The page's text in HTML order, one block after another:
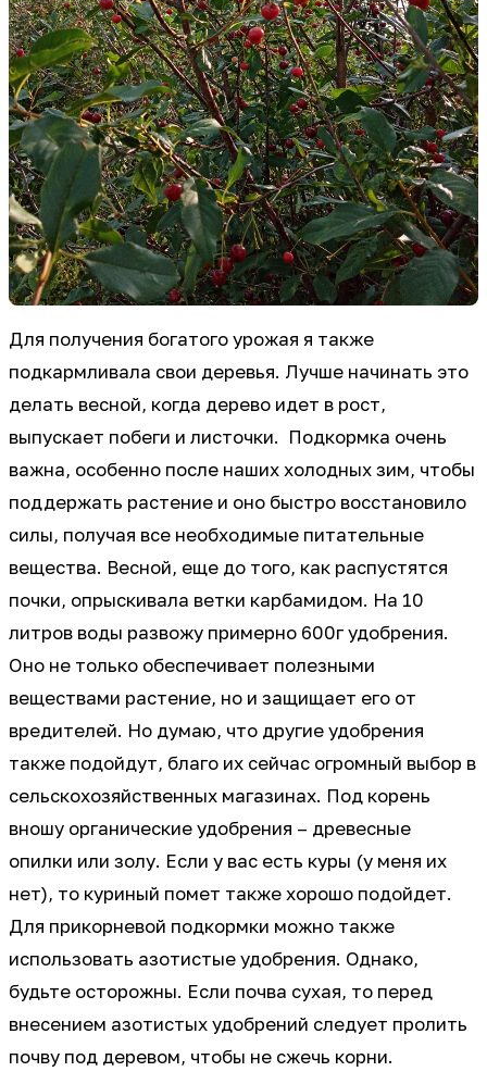
Для получения богатого урожая я также
подкармливала свои деревья. Лучше начинать это
делать весной, когда дерево идет в рост,
выпускает побеги и листочки. Подкормка очень
важна, особенно после наших холодных зим, чтобы
поддержать растение и оно быстро восстановило
силы, получая все необходимые питательные
вещества. Весной, еще до того, как распустятся
почки, опрыскивала ветки карбамидом. На 10
литров воды развожу примерно 600г удобрения.
Оно не только обеспечивает полезными
веществами растение, но и защищает его от
вредителей. Но думаю, что другие удобрения
также подойдут, благо их сейчас огромный выбор в
сельскохозяйственных магазинах. Под корень
вношу органические удобрения – древесные
опилки или золу. Если у вас есть куры (у меня их
нет), то куриный помет также хорошо подойдет.
Для прикорневой подкормки можно также
использовать азотистые удобрения. Однако,
будьте осторожны. Если почва сухая, то перед
внесением азотистых удобрений следует пролить
почву под деревом, чтобы не сжечь корни.